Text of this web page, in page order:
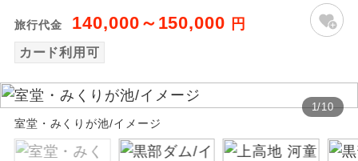
旅行代金 140,000～150,000 円
カード利用可
1/10
室堂・みくりが池/イメージ
新コース 初登場のコースです。
世界遺産
然遺産を訪ねるコースです。
絶景 絶景スポットに立ち寄るコースです。